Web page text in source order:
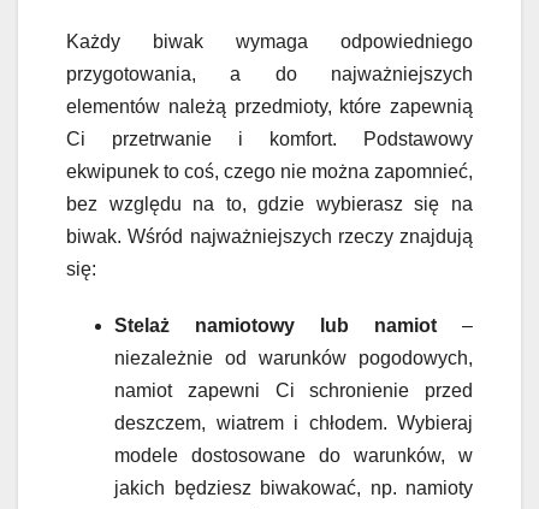
Każdy biwak wymaga odpowiedniego
przygotowania, a do najważniejszych
elementów należą przedmioty, które zapewnią
Ci przetrwanie i komfort. Podstawowy
ekwipunek to coś, czego nie można zapomnieć,
bez względu na to, gdzie wybierasz się na
biwak. Wśród najważniejszych rzeczy znajdują
się:
Stelaż namiotowy lub namiot–
niezależnie od warunków pogodowych,
namiot zapewni Ci schronienie przed
deszczem, wiatrem i chłodem. Wybieraj
modele dostosowane do warunków, w
jakich będziesz biwakować, np. namioty